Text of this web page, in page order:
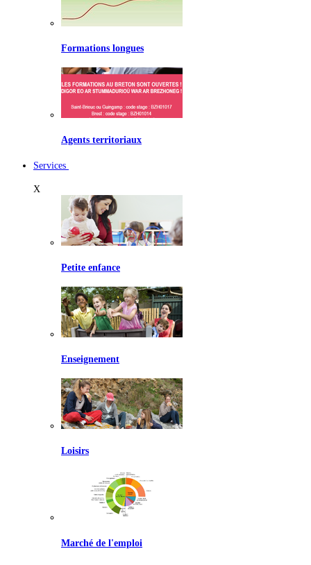
Formations longues
Agents territoriaux
Services
X
Petite enfance
Enseignement
Loisirs
Marché de l'emploi